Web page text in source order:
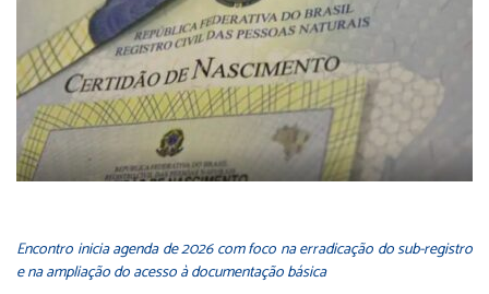
Encontro inicia agenda de 2026 com foco na erradicação do sub-registro
e na ampliação do acesso à documentação básica